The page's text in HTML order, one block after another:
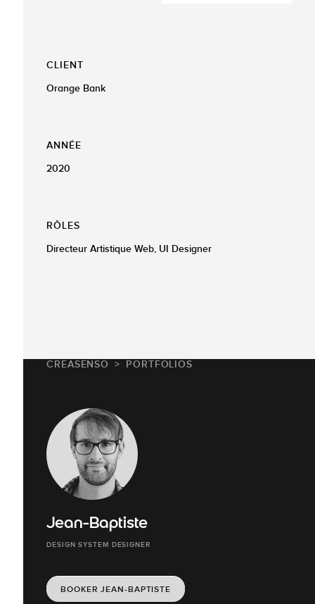
CLIENT
Orange Bank
ANNÉE
2020
RÔLES
Directeur Artistique Web, UI Designer
CREASENSO PORTFOLIOS
Jean-Baptiste
DESIGN SYSTEM DESIGNER
BOOKER JEAN-BAPTISTE